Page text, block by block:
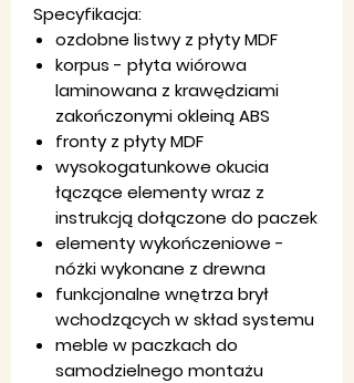
Specyfikacja:
ozdobne listwy z płyty MDF
korpus - płyta wiórowa
laminowana z krawędziami
zakończonymi okleiną ABS
fronty z płyty MDF
wysokogatunkowe okucia
łączące elementy wraz z
instrukcją dołączone do paczek
elementy wykończeniowe -
nóżki wykonane z drewna
funkcjonalne wnętrza brył
wchodzących w skład systemu
meble w paczkach do
samodzielnego montażu